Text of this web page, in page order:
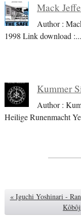
Mack
Author :
1998 Link download :...
Kummer
Author :
Heilige Runenmacht
« Iguchi Yoshinari -